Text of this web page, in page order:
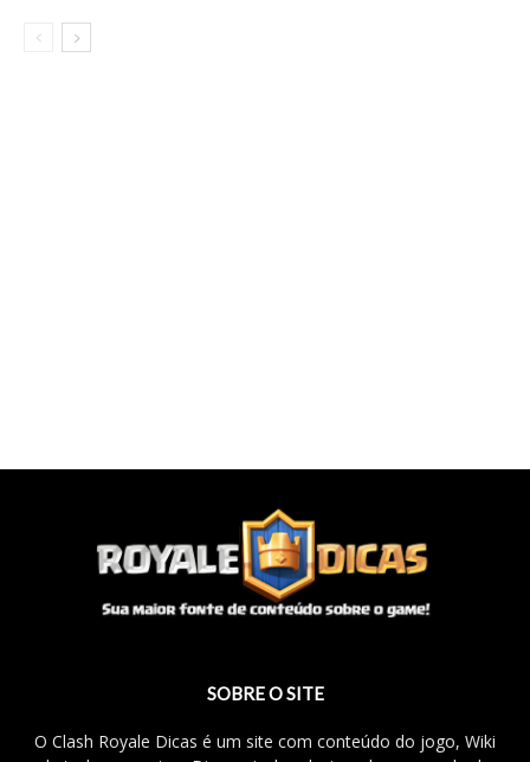
SOBRE O SITE
O Clash Royale Dicas é um site com conteúdo do jogo, Wiki